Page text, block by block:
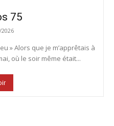
75
» Alors que je m’apprêtais à
où le soir même était...